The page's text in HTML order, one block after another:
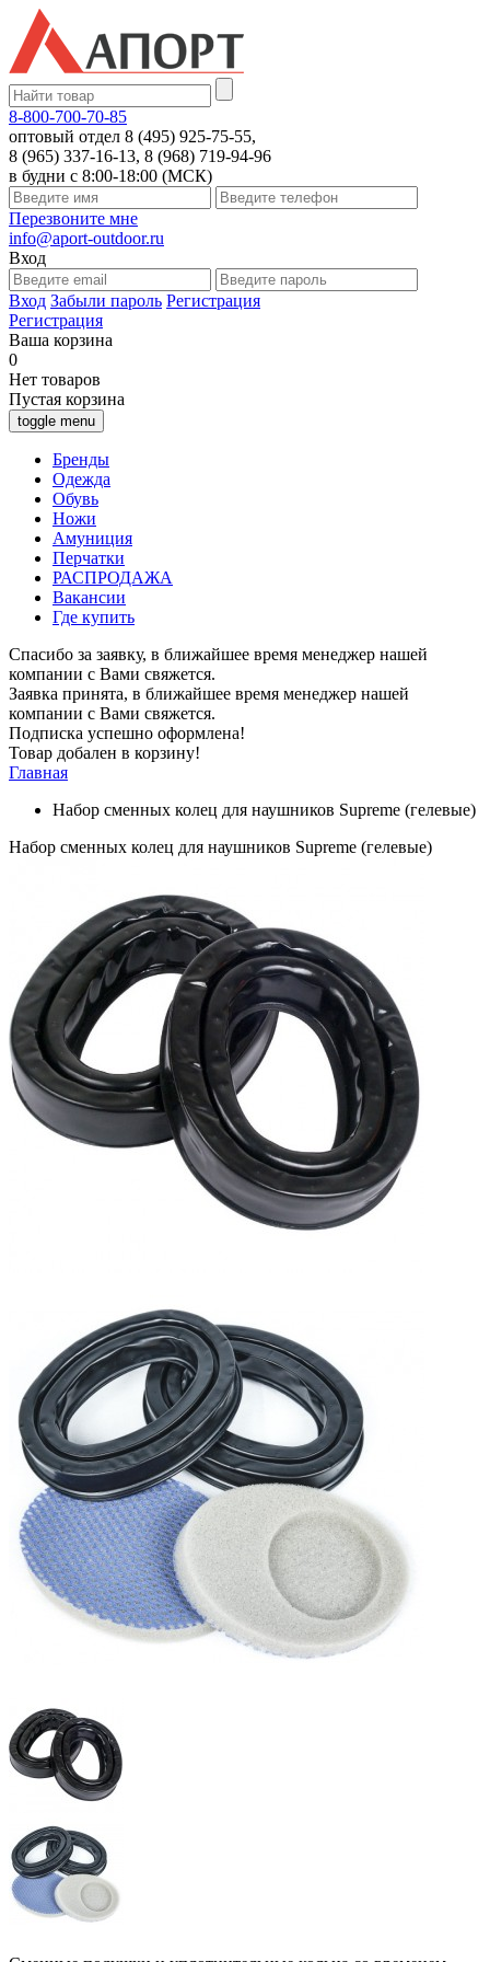
8-800-700-70-85
оптовый отдел 8 (495) 925-75-55,
8 (965) 337-16-13, 8 (968) 719-94-96
в будни с 8:00-18:00 (МСК)
Перезвоните мне
info@aport-outdoor.ru
Вход
Вход Забыли пароль Регистрация
Регистрация
Ваша корзина
0
Нет товаров
Пустая корзина
toggle menu
Бренды
Одежда
Обувь
Ножи
Амуниция
Перчатки
РАСПРОДАЖА
Вакансии
Где купить
Спасибо за заявку, в ближайшее время менеджер нашей
компании с Вами свяжется.
Заявка принята, в ближайшее время менеджер нашей
компании с Вами свяжется.
Подписка успешно оформлена!
Товар добален в корзину!
Главная
Набор сменных колец для наушников Supreme (гелевые)
Набор сменных колец для наушников Supreme (гелевые)